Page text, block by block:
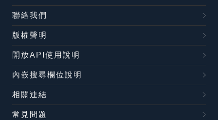
聯絡我們
版權聲明
開放API使用說明
內嵌搜尋欄位說明
相關連結
常見問題